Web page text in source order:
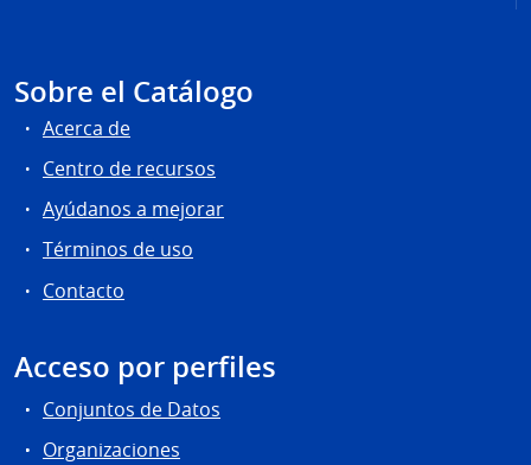
Sobre el Catálogo
Acerca de
Centro de recursos
Ayúdanos a mejorar
Términos de uso
Contacto
Acceso por perfiles
Conjuntos de Datos
Organizaciones